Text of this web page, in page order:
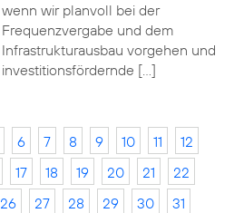
wenn wir planvoll bei der
Frequenzvergabe und dem
Infrastrukturausbau vorgehen und
investitionsfördernde […]
6 7 8 9 10 11
12
17 18 19 20 21
22
26 27 28 29 30
31